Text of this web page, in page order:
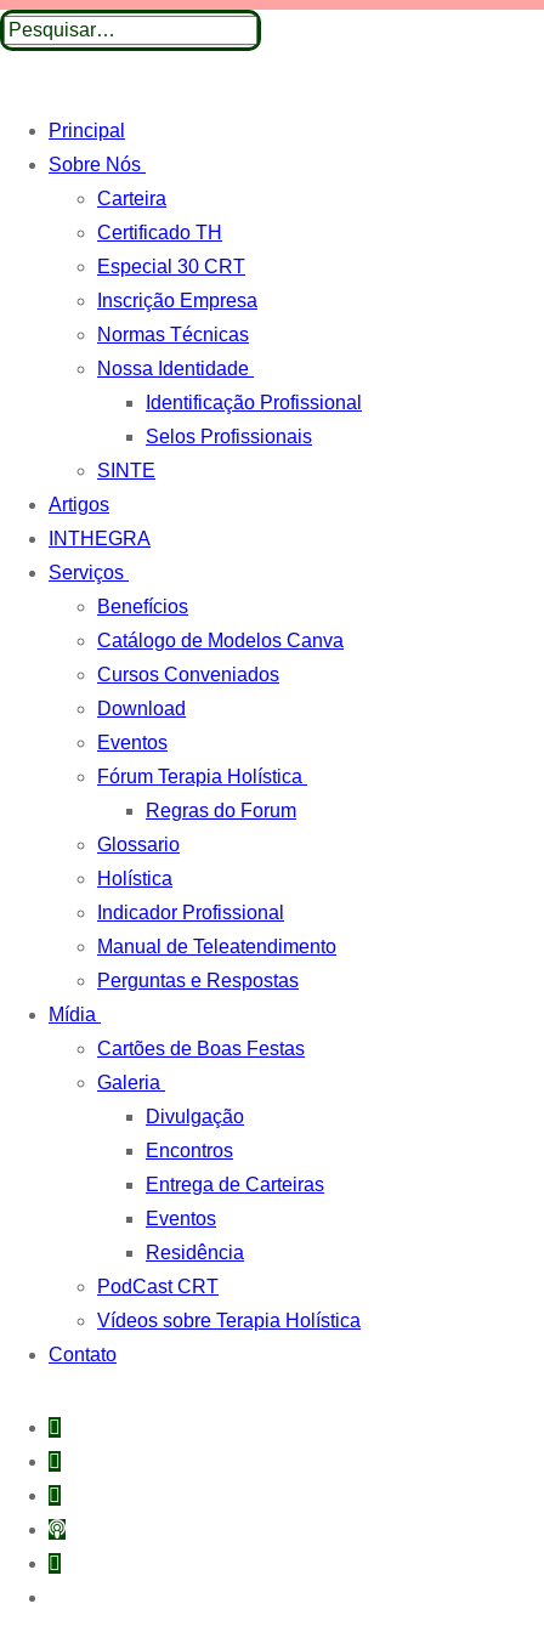
Pesquisar
Principal
Sobre Nós
Carteira
Certificado TH
Especial 30 CRT
Inscrição Empresa
Normas Técnicas
Nossa Identidade
Identificação Profissional
Selos Profissionais
SINTE
Artigos
INTHEGRA
Serviços
Benefícios
Catálogo de Modelos Canva
Cursos Conveniados
Download
Eventos
Fórum Terapia Holística
Regras do Forum
Glossario
Holística
Indicador Profissional
Manual de Teleatendimento
Perguntas e Respostas
Mídia
Cartões de Boas Festas
Galeria
Divulgação
Encontros
Entrega de Carteiras
Eventos
Residência
PodCast CRT
Vídeos sobre Terapia Holística
Contato